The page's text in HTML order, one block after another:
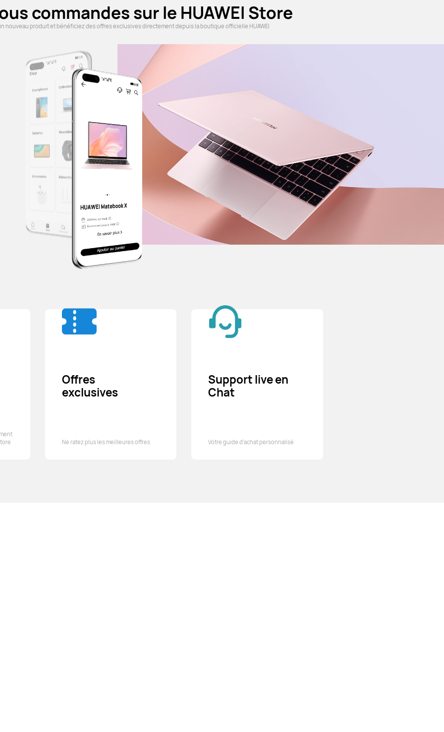
commandes sur le HUAWEI Store
nouveau produit et bénéficiez des offres exclusives directement depuis la boutique officielle HUAWEI
Offres
exclusives
Ne ratez plus les meilleures offres
Support live en
Chat
Votre guide d'achat personnalisé